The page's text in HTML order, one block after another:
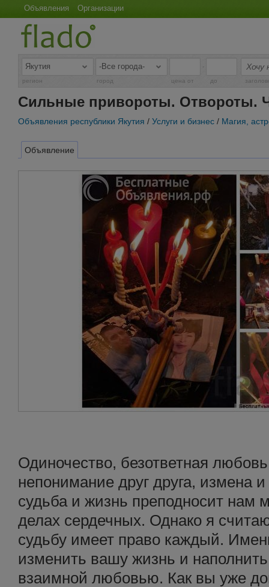
Объявления Организации
-
регион город цена от до
Сильные привороты. Отвороты.
Объявления республики Якутия / Услуги и бизнес / Магия,
Объявление
Одиночество, безответная
непонимание друг друга, измена
судьба и жизнь преподносит нам
делах сердечных. Однако я
судьбу имеет право каждый.
изменить вашу жизнь и
взаимной любовью. Как вы уже